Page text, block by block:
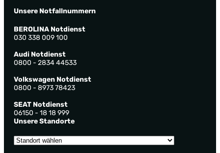
Unsere Notfallnummern
BEROLINA Notdienst
030 338 009 100
Audi Notdienst
0800 - 2834 44533
Volkswagen Notdienst
0800 - 8973 78423
SEAT Notdienst
06150 - 18 18 999
Unsere Standorte